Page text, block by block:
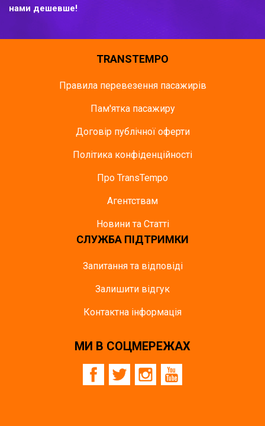
нами дешевше!
TRANSTEMPO
Правила перевезення пасажирів
Пам'ятка пасажиру
Договір публічної оферти
Політика конфіденційності
Про TransTempo
Агентствам
Новини та Статті
СЛУЖБА ПІДТРИМКИ
Запитання та відповіді
Залишити відгук
Контактна інформація
МИ В СОЦМЕРЕЖАХ